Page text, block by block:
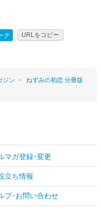
ク URLをコピー
ジン
ねずみの初恋 分冊版
マガ登録･変更
立ち情報
プ･お問い合わせ